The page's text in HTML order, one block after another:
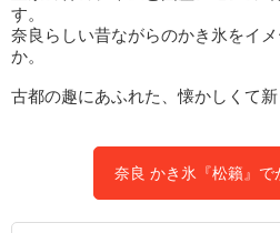
す。
奈良らしい昔ながらのかき氷をイ
か。
古都の趣にあふれた、懐かしくて新
奈良 かき氷『松籟』で